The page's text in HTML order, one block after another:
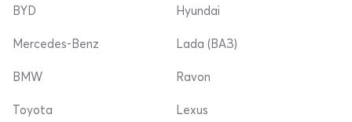
BYD
Mercedes-Benz
Hyundai
Lada (ВАЗ)
BMW
Toyota
Ravon
Lexus